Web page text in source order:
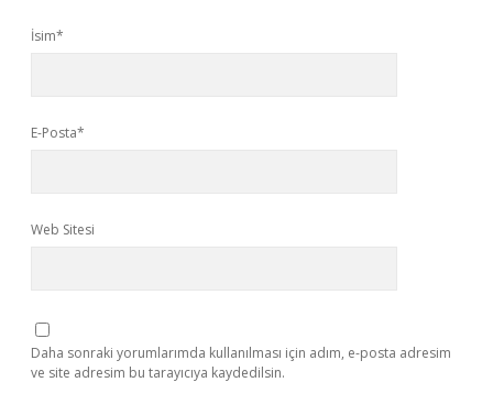
İsim*
E-Posta*
Web Sitesi
Daha sonraki yorumlarımda kullanılması için adım, e-posta adresim
ve site adresim bu tarayıcıya kaydedilsin.